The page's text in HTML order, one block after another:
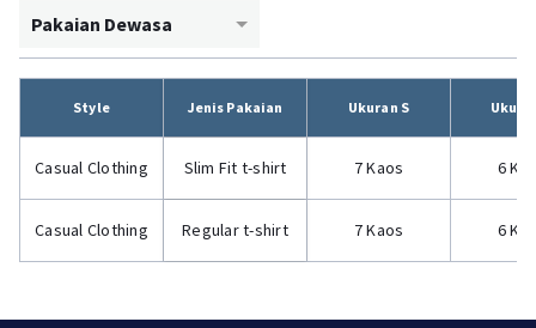
Pakaian Dewasa
Style Jenis Pakaian Ukuran S
Casual Clothing Slim Fit t-shirt 7 Kaos 6
Casual Clothing Regular t-shirt 7 Kaos 6